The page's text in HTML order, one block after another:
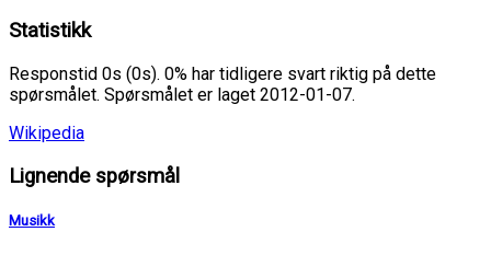
Statistikk
Responstid 0s (0s). 0% har tidligere svart riktig på dette
spørsmålet. Spørsmålet er laget 2012-01-07.
Wikipedia
Lignende spørsmål
Musikk